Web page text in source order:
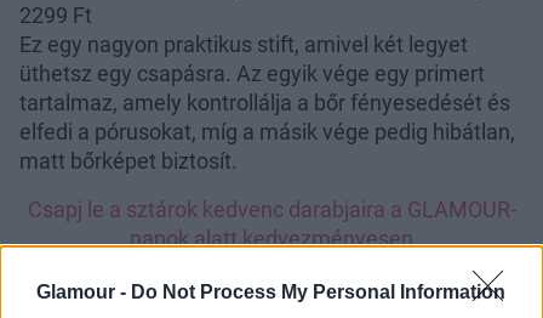
Glamour - Do Not Process My Personal Information
2299 Ft
Ez egy nagyon praktikus stift, amivel két legyet
üthetsz egy csapásra. Az egyik vége egy primert
tartalmaz, amely kontrollálja a bőr fényesedését és
elfedi a pórusokat, míg a másik vége pedig hibátlan,
matt bőrképet biztosít.
Csapj le a sztárok kedvenc darabjaira a GLAMOUR-
napok alatt kedvezményesen
Csapj le a sztárok kedvenc darabjaira a GLAMOUR-